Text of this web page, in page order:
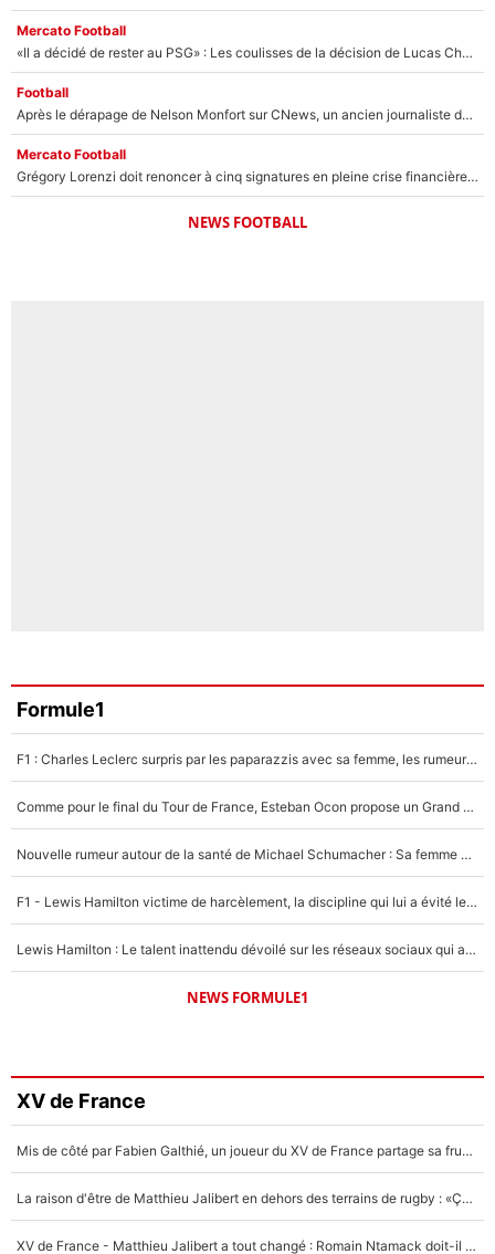
Mercato Football
«Il a décidé de rester au PSG» : Les coulisses de la décision de Lucas Chevalier pour son transfert
Football
Après le dérapage de Nelson Monfort sur CNews, un ancien journaliste de France Télévisions relance la polémique sur les incendies en Gironde
Mercato Football
Grégory Lorenzi doit renoncer à cinq signatures en pleine crise financière : L’IA propose sept noms à l’OM pour un mercato réussi... à seulement 5M€ !
NEWS FOOTBALL
Formule1
F1 : Charles Leclerc surpris par les paparazzis avec sa femme, les rumeurs étaient vraies !
Comme pour le final du Tour de France, Esteban Ocon propose un Grand Prix de Formule 1 à Paris : «Autour de l’Arc de Triomphe, ce serait génial» !
Nouvelle rumeur autour de la santé de Michael Schumacher : Sa femme Corinna sort du silence
F1 - Lewis Hamilton victime de harcèlement, la discipline qui lui a évité le pire : «J'aurais probablement mal tourné»
Lewis Hamilton : Le talent inattendu dévoilé sur les réseaux sociaux qui a impressionné Kim Kardashian pendant leurs vacances en amoureux !
NEWS FORMULE1
XV de France
Mis de côté par Fabien Galthié, un joueur du XV de France partage sa frustration : «ils ne me l’ont pas dit tout de suite»
La raison d'être de Matthieu Jalibert en dehors des terrains de rugby : «Ça m'atteint autant que si tu touches à un membre de ma famille»
XV de France - Matthieu Jalibert a tout changé : Romain Ntamack doit-il s’inquiéter pour sa place à un an de la Coupe du monde ?